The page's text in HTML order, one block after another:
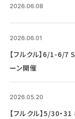
2026.06.08
2026.06.01
【フルクル】6/1-6/7
ーン開催
2026.05.20
【フルクル】5/30・